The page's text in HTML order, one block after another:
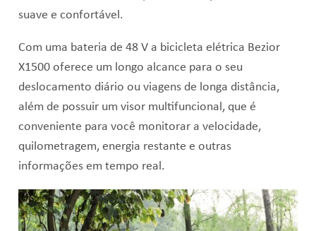
suave e confortável.
Com uma bateria de 48 V a bicicleta elétrica Bezior
X1500 oferece um longo alcance para o seu
deslocamento diário ou viagens de longa distância,
além de possuir um visor multifuncional, que é
conveniente para você monitorar a velocidade,
quilometragem, energia restante e outras
informações em tempo real.